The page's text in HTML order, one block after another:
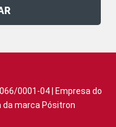
0001-04 | Empresa do
da marca Pósitron